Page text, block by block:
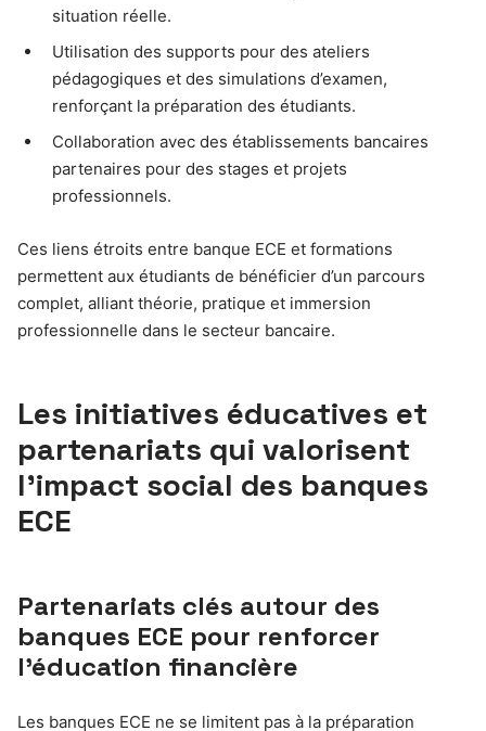
situation réelle.
Utilisation des supports pour des ateliers
pédagogiques et des simulations d’examen,
renforçant la préparation des étudiants.
Collaboration avec des établissements bancaires
partenaires pour des stages et projets
professionnels.
Ces liens étroits entre banque ECE et formations
permettent aux étudiants de bénéficier d’un parcours
complet, alliant théorie, pratique et immersion
professionnelle dans le secteur bancaire.
Les initiatives éducatives et
partenariats qui valorisent
l’impact social des banques
ECE
Partenariats clés autour des
banques ECE pour renforcer
l’éducation financière
Les banques ECE ne se limitent pas à la préparation